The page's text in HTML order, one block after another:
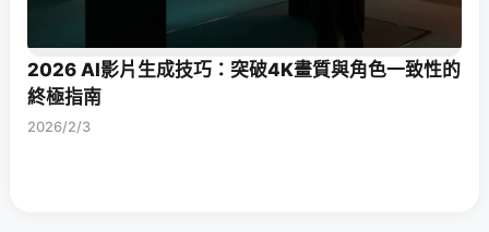
2026 AI影片生成技巧：突破4K畫質與角色一致性的
終極指南
2026/2/3